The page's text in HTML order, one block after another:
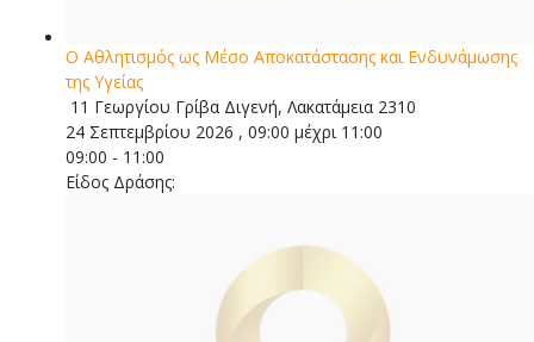
Ο Αθλητισμός ως Μέσο Αποκατάστασης και Ενδυνάμωσης
της Υγείας
11 Γεωργίου Γρίβα Διγενή, Λακατάμεια 2310
24 Σεπτεμβρίου 2026 , 09:00 μέχρι 11:00
09:00 - 11:00
Είδος Δράσης: